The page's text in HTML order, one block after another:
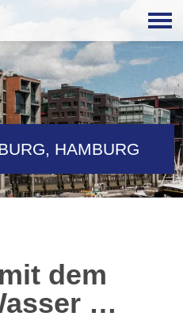
HAMBURG
dem
…